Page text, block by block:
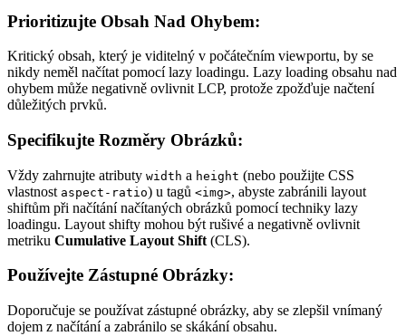
Prioritizujte Obsah Nad Ohybem:
Kritický obsah, který je viditelný v počátečním viewportu, by se
nikdy neměl načítat pomocí lazy loadingu. Lazy loading obsahu nad
ohybem může negativně ovlivnit LCP, protože zpožďuje načtení
důležitých prvků.
Specifikujte Rozměry Obrázků:
Vždy zahrnujte atributy width a height (nebo použijte CSS
vlastnost aspect-ratio) u tagů <img>, abyste zabránili layout
shiftům při načítání načítaných obrázků pomocí techniky lazy
loadingu. Layout shifty mohou být rušivé a negativně ovlivnit
metriku Cumulative Layout Shift (CLS).
Používejte Zástupné Obrázky:
Doporučuje se používat zástupné obrázky, aby se zlepšil vnímaný
dojem z načítání a zabránilo se skákání obsahu.